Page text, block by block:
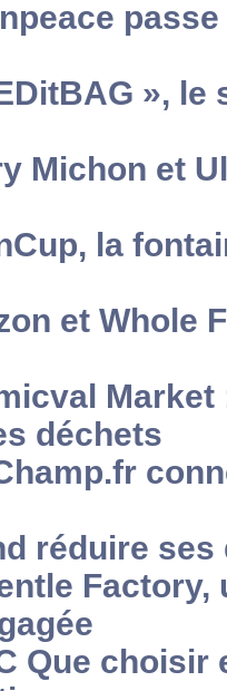
», le
Michon et
la
et Whole
déchets
réduire
Que